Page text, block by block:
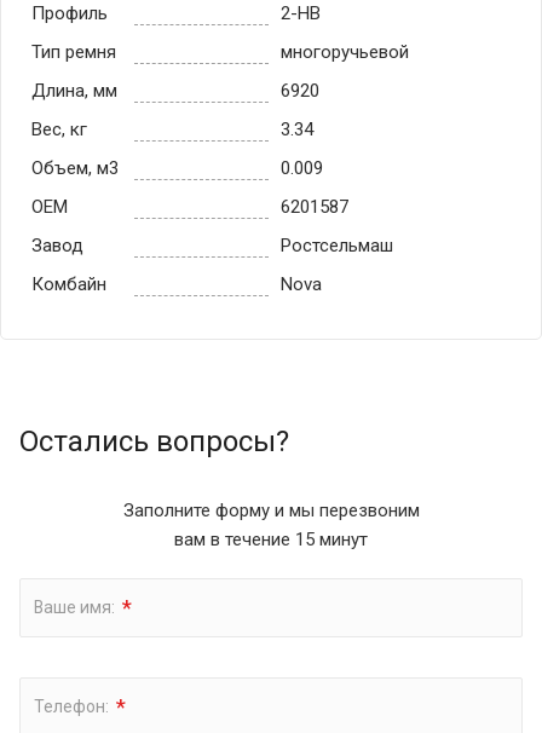
Профиль
2-HB
Тип ремня
многоручьевой
Длина, мм
6920
Вес, кг
3.34
Объем, м3
0.009
OEM
6201587
Завод
Ростсельмаш
Комбайн
Nova
Остались вопросы?
Заполните форму и мы перезвоним
вам в течение 15 минут
Ваше имя: *
Телефон: *